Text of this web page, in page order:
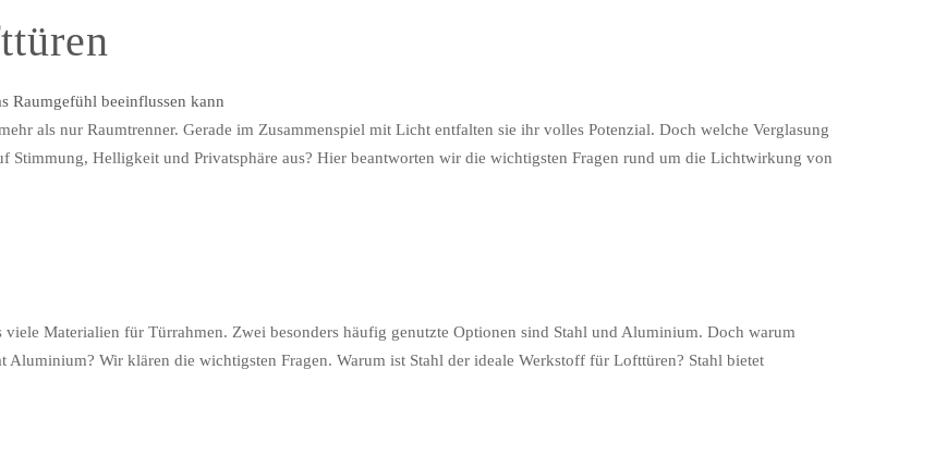
als nur Raumtrenner. Gerade im Zusammenspiel mit Licht entfalten sie ihr volles Potenzial. Doch welche Verglasung
Stimmung, Helligkeit und Privatsphäre aus? Hier beantworten wir die wichtigsten Fragen rund um die Lichtwirkung von
Materialien für Türrahmen. Zwei besonders häufig genutzte Optionen sind Stahl und Aluminium. Doch warum
Wir klären die wichtigsten Fragen. Warum ist Stahl der ideale Werkstoff für Lofttüren? Stahl bietet